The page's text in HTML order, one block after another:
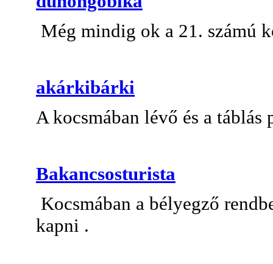
Még mindig ok a 21. számú
akárkibárki
A kocsmában lévő és a táblás
Bakancsosturista
Kocsmában a bélyegző
kapni .